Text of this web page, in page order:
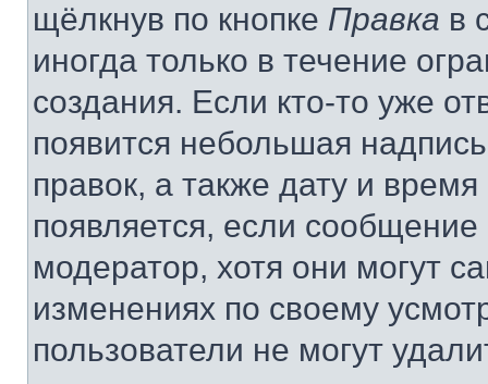
щёлкнув по кнопке Правка в
иногда только в течение
создания. Если кто-то уже
появится небольшая
правок, а также дату и
появляется, если
модератор, хотя они могут
изменениях по своему
пользователи не могут